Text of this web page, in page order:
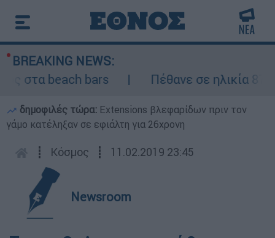
BREAKING NEWS:
στα beach bars
Πέθανε σε ηλικία 87
δημοφιλές τώρα: Extensions βλεφαρίδων πριν τον
γάμο κατέληξαν σε εφιάλτη για 26χρονη
┋ Κόσμος ┋ 11.02.2019 23:45
Newsroom